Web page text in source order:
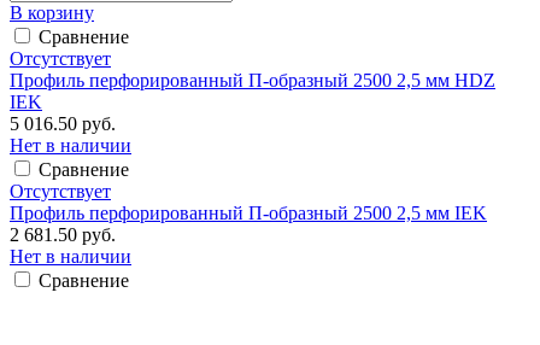
В корзину
Сравнение
Отсутствует
Профиль перфорированный П-образный 2500 2,5 мм HDZ
IEK
5 016.50 руб.
Нет в наличии
Сравнение
Отсутствует
Профиль перфорированный П-образный 2500 2,5 мм IEK
2 681.50 руб.
Нет в наличии
Сравнение